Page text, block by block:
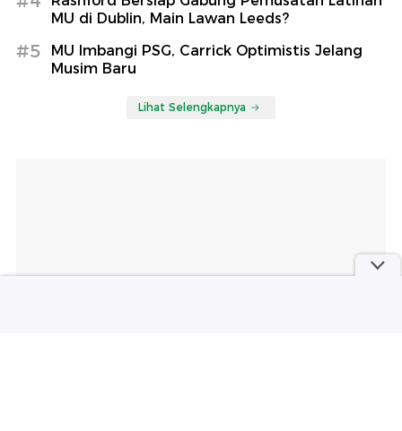
MU di Dublin, Main Lawan Leeds?
#5
MU Imbangi PSG, Carrick Optimistis Jelang
Musim Baru
Lihat Selengkapnya